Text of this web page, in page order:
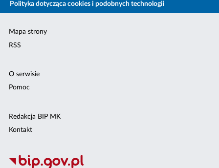
Polityka dotycząca cookies i podobnych technologii
Mapa strony
RSS
O serwisie
Pomoc
Redakcja BIP MK
Kontakt